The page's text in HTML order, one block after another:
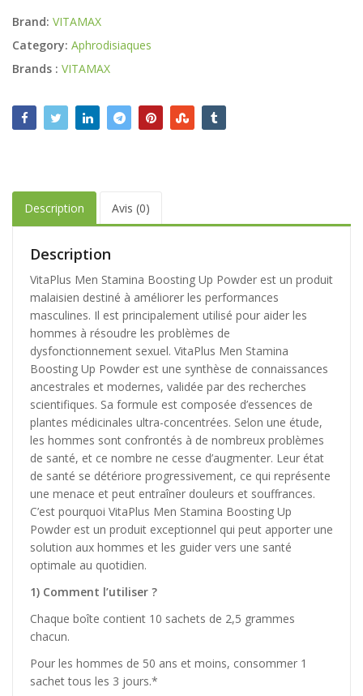
Brand: VITAMAX
Category: Aphrodisiaques
Brands : VITAMAX
Description Avis (0)
Description
VitaPlus Men Stamina Boosting Up Powder est un produit
malaisien destiné à améliorer les performances
masculines. Il est principalement utilisé pour aider les
hommes à résoudre les problèmes de
dysfonctionnement sexuel. VitaPlus Men Stamina
Boosting Up Powder est une synthèse de connaissances
ancestrales et modernes, validée par des recherches
scientifiques. Sa formule est composée d’essences de
plantes médicinales ultra-concentrées. Selon une étude,
les hommes sont confrontés à de nombreux problèmes
de santé, et ce nombre ne cesse d’augmenter. Leur état
de santé se détériore progressivement, ce qui représente
une menace et peut entraîner douleurs et souffrances.
C’est pourquoi VitaPlus Men Stamina Boosting Up
Powder est un produit exceptionnel qui peut apporter une
solution aux hommes et les guider vers une santé
optimale au quotidien.
1) Comment l’utiliser ?
Chaque boîte contient 10 sachets de 2,5 grammes
chacun.
Pour les hommes de 50 ans et moins, consommer 1
sachet tous les 3 jours.*